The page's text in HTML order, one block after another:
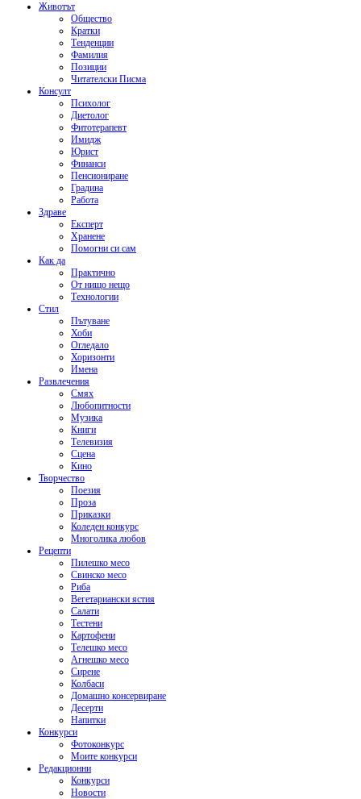
Животът
Общество
Кратки
Тенденции
Фамилия
Позиции
Читателски Писма
Консулт
Психолог
Диетолог
Фитотерапевт
Имидж
Юрист
Финанси
Пенсиониране
Градина
Работа
Здраве
Експерт
Хранене
Помогни си сам
Как да
Практично
От нищо нещо
Технологии
Стил
Пътуване
Хоби
Огледало
Хоризонти
Имена
Развлечения
Смях
Любопитности
Музика
Книги
Телевизия
Сцена
Кино
Творчество
Поезия
Проза
Приказки
Коледен конкурс
Многолика любов
Рецепти
Пилешко месо
Свинско месо
Риба
Вегетариански ястия
Салати
Тестени
Картофени
Телешко месо
Агнешко месо
Сирене
Колбаси
Домашно консервиране
Десерти
Напитки
Конкурси
Фотоконкурс
Моите конкурси
Редакционни
Конкурси
Новости